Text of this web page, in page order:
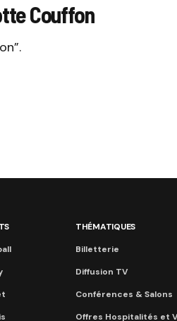
Couffon
THÉMATIQUES
Billetterie
Diffusion TV
Conférences & Salons
Offres Hospitalités et